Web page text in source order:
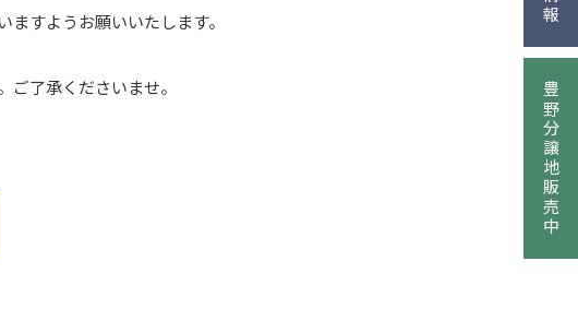
すようお願いいたします。
了承くださいませ。 豊野分譲地販売中